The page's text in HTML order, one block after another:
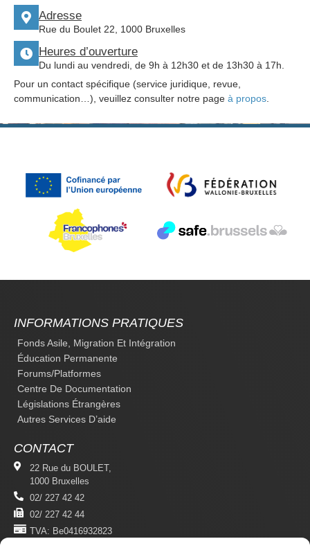
Adresse
Rue du Boulet 22, 1000 Bruxelles
Heures d’ouverture
Du lundi au vendredi, de 9h à 12h30 et de 13h30 à 17h.
Pour un contact spécifique (service juridique, revue,
communication…), veuillez consulter notre page à propos.
INFORMATIONS PRATIQUES
Fonds Asile, Migration Et Intégration
Éducation Permanente
Forums/platformes
Centre De Documentation
Législations Étrangères
Autres Services D’aide
CONTACT
22 Rue du BOULET,
1000 Bruxelles
02/ 227 42 42
02/ 227 42 44
TVA: Be0416932823